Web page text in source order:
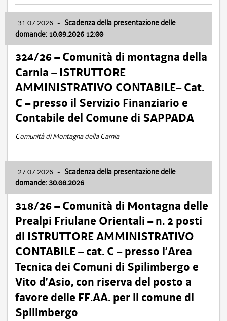
31.07.2026 - Scadenza della presentazione delle
domande: 10.09.2026 12:00
324/26 – Comunità di montagna della
Carnia – ISTRUTTORE
AMMINISTRATIVO CONTABILE– Cat.
C – presso il Servizio Finanziario e
Contabile del Comune di SAPPADA
Comunità di Montagna della Carnia
27.07.2026 - Scadenza della presentazione delle
domande: 30.08.2026
318/26 – Comunità di Montagna delle
Prealpi Friulane Orientali – n. 2 posti
di ISTRUTTORE AMMINISTRATIVO
CONTABILE – cat. C – presso l’Area
Tecnica dei Comuni di Spilimbergo e
Vito d’Asio, con riserva del posto a
favore delle FF.AA. per il comune di
Spilimbergo